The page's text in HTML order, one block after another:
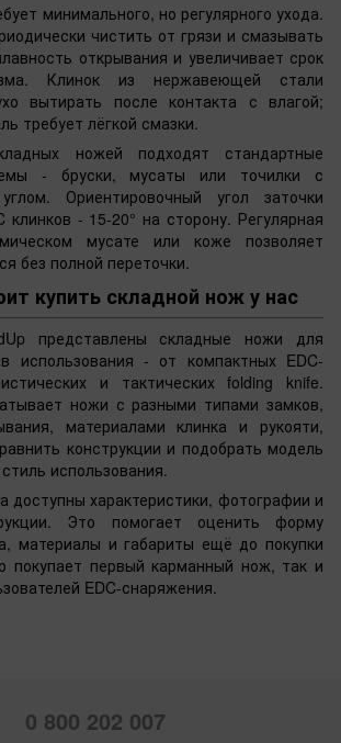
минимального, но регулярного ухода.
чистить от грязи и смазывать
открывания и увеличивает срок
Клинок из нержавеющей стали
вытирать после контакта с влагой;
требует лёгкой смазки.
ножей подходят стандартные
- бруски, мусаты или точилки с
Ориентировочный угол заточки
клинков - 15-20° на сторону. Регулярная
мусате или коже позволяет
без полной переточки.
купить складной нож у нас
представлены складные ножи для
использования - от компактных EDC-
и тактических folding knife.
ножи с разными типами замков,
материалами клинка и рукояти,
конструкции и подобрать модель
использования.
доступны характеристики, фотографии и
Это помогает оценить форму
материалы и габариты ещё до покупки
покупает первый карманный нож, так и
EDC-снаряжения.
0 800 202 007